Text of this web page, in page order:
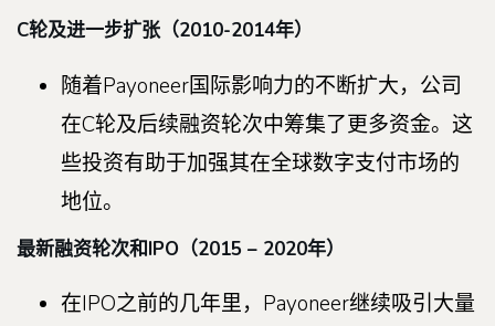
C轮及进一步扩张（2010-2014年）
随着Payoneer国际影响力的不断扩大，公司
在C轮及后续融资轮次中筹集了更多资金。这
些投资有助于加强其在全球数字支付市场的
地位。
最新融资轮次和IPO（2015 – 2020年）
在IPO之前的几年里，Payoneer继续吸引大量